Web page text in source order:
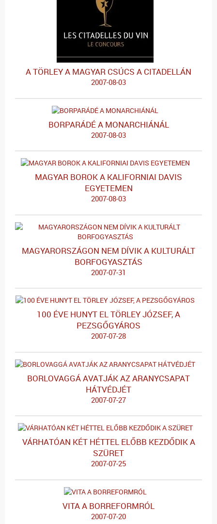
A TÖRLEY A MAGYAR CSÚCS A CITADELLÁN
2007-08-03
BORPARÁDÉ A MONARCHIÁNÁL
2007-08-03
MAGYAR BOROK A KALIFORNIAI DAVIS
EGYETEMEN
2007-08-03
MAGYARORSZÁGON NEM DÍVIK A KULTURÁLT
BORFOGYASZTÁS
2007-07-31
100 ÉVE HUNYT EL TÖRLEY JÓZSEF, A
PEZSGŐGYÁROS
2007-07-28
BORLOVAGGÁ AVATJÁK AZ ARANYCSAPAT
HÁTVÉDJÉT
2007-07-27
VÁRHATÓAN KÉT HÉTTEL ELŐBB KEZDŐDIK A
SZÜRET
2007-07-25
VITA A BORREFORMRÓL
2007-07-20